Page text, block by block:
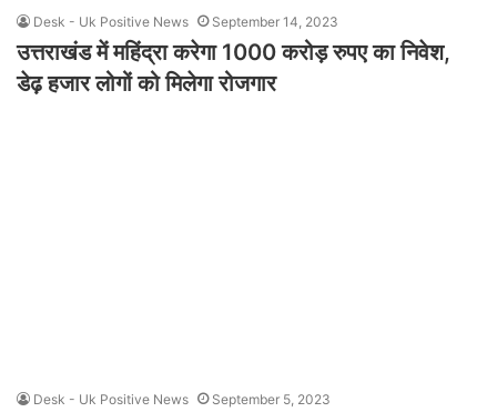
Desk - Uk Positive News September 14, 2023
उत्तराखंड में महिंद्रा करेगा 1000 करोड़ रुपए का निवेश,
डेढ़ हजार लोगों को मिलेगा रोजगार
Desk - Uk Positive News September 5, 2023